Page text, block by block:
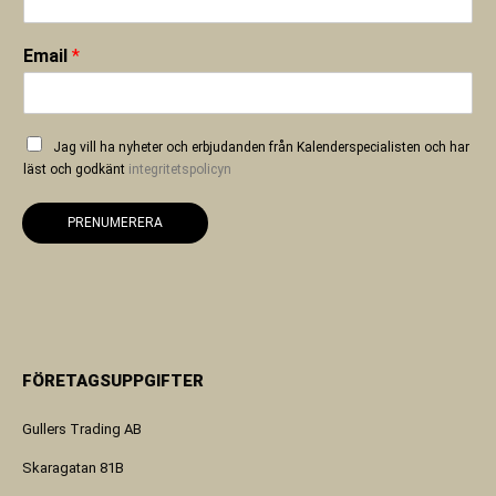
Email *
Jag vill ha nyheter och erbjudanden från Kalenderspecialisten och har
läst och godkänt integritetspolicyn
PRENUMERERA
FÖRETAGSUPPGIFTER
Gullers Trading AB
Skaragatan 81B